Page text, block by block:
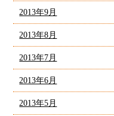
2013年9月
2013年8月
2013年7月
2013年6月
2013年5月